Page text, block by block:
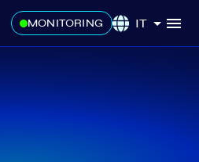
MONITORING IT